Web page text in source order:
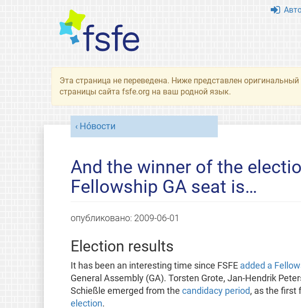
Эта страница не переведена. Ниже представлен оригинальный
страницы сайта fsfe.org на ваш родной язык.
Но́вости
And the winner of the
Fellowship GA seat is…
опубликовано: 2009-06-01
Election results
It has been an interesting time since FSFE added a
General Assembly (GA). Torsten Grote, Jan-Hendrik
Schießle emerged from the candidacy period, as the first
election.